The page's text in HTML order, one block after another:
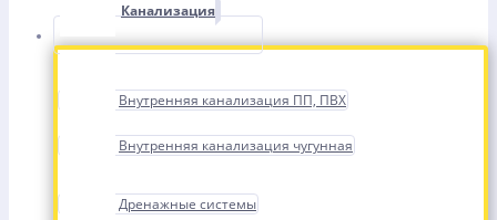
Канализация
Внутренняя канализация ПП, ПВХ
Внутренняя канализация чугунная
Дренажные системы